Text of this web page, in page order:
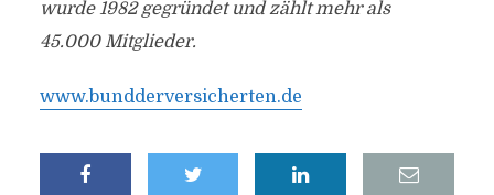
wurde 1982 gegründet und zählt mehr als
45.000 Mitglieder.
www.bundderversicherten.de